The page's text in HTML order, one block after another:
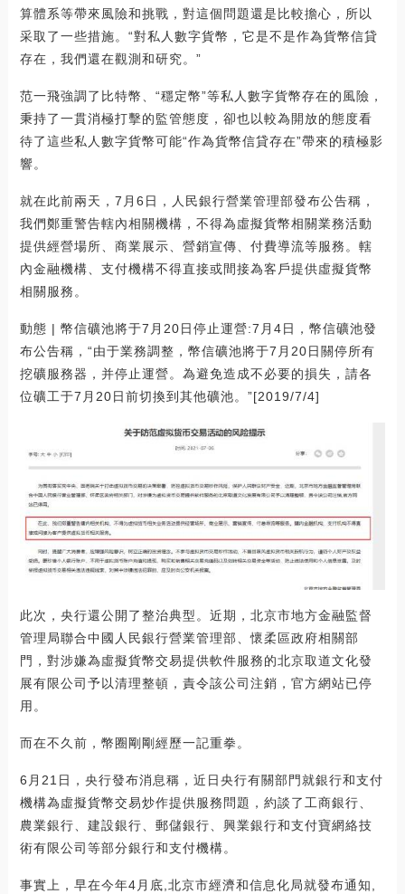
算體系等帶來風險和挑戰，對這個問題還是比較擔心，所以
采取了一些措施。“對私人數字貨幣，它是不是作為貨幣信貸
存在，我們還在觀測和研究。”
范一飛強調了比特幣、“穩定幣”等私人數字貨幣存在的風險，
秉持了一貫消極打擊的監管態度，卻也以較為開放的態度看
待了這些私人數字貨幣可能“作為貨幣信貸存在”帶來的積極影
響。
就在此前兩天，7月6日，人民銀行營業管理部發布公告稱，
我們鄭重警告轄內相關機構，不得為虛擬貨幣相關業務活動
提供經營場所、商業展示、營銷宣傳、付費導流等服務。轄
內金融機構、支付機構不得直接或間接為客戶提供虛擬貨幣
相關服務。
動態 | 幣信礦池將于7月20日停止運營:7月4日，幣信礦池發
布公告稱，“由于業務調整，幣信礦池將于7月20日關停所有
挖礦服務器，并停止運營。為避免造成不必要的損失，請各
位礦工于7月20日前切換到其他礦池。”[2019/7/4]
此次，央行還公開了整治典型。近期，北京市地方金融監督
管理局聯合中國人民銀行營業管理部、懷柔區政府相關部
門，對涉嫌為虛擬貨幣交易提供軟件服務的北京取道文化發
展有限公司予以清理整頓，責令該公司注銷，官方網站已停
用。
而在不久前，幣圈剛剛經歷一記重拳。
6月21日，央行發布消息稱，近日央行有關部門就銀行和支付
機構為虛擬貨幣交易炒作提供服務問題，約談了工商銀行、
農業銀行、建設銀行、郵儲銀行、興業銀行和支付寶網絡技
術有限公司等部分銀行和支付機構。
事實上，早在今年4月底,北京市經濟和信息化局就發布通知,